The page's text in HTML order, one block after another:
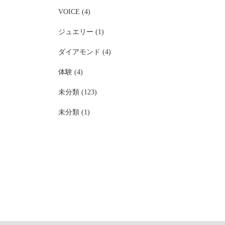
VOICE (4)
ジュエリー (1)
ダイアモンド (4)
体験 (4)
未分類 (123)
未分類 (1)